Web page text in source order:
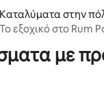
4,94 στα 5, 50
Καταλύματα στην
nt
Το εξοχικό στο Rum
με